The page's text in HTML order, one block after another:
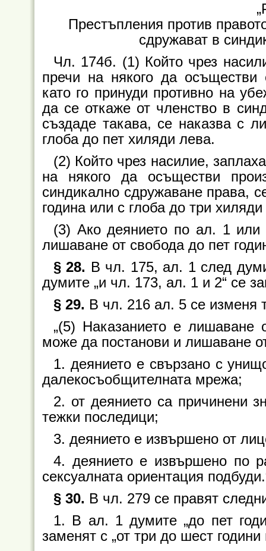
Престъпления против
сдружават в
Чл. 174б. (1) Който чрез
пречи на някого да осъществи
като го принуди противно на
да се откаже от членство в
създаде такава, се наказва с
глоба до пет хиляди лева.
(2) Който чрез насилие,
на някого да осъществи
синдикално сдружаване права,
година или с глоба до три
(3) Ако деянието по ал. 1 или
лишаване от свобода до пет
§ 28. В чл. 175, ал. 1 след
думите „и чл. 173, ал. 1 и 2“ се
§ 29. В чл. 216 ал. 5 се изменя
„(5) Наказанието е лишаване
може да постанови и лишаване
1. деянието е свързано с
далекосъобщителната мрежа;
2. от деянието са причинени
тежки последици;
3. деянието е извършено от
4. деянието е извършено по
сексуалната ориентация
§ 30. В чл. 279 се правят
1. В ал. 1 думите „до пет
заменят с „от три до шест